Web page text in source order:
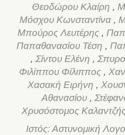
Θεοδώρου Κλαίρη ,
Μόσχου Κωνσταντίνα ,
Μπούρος Λευτέρης ,
Παπαθανασίου Τέση ,
,Σίντου Ελένη ,
Φιλίππου Φίλιππος ,
Χασακή Ειρήνη ,
Αθανασίου ,
Χρυσόστομος
Ιστός: Αστυνομική